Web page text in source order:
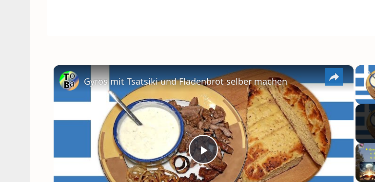
×
PLAY
Gyros mit Tsatsiki und Fladenbrot selber machen